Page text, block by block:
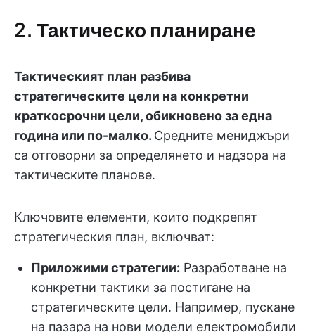
2. Тактическо планиране
Тактическият план разбива
стратегическите цели на конкретни
краткосрочни цели, обикновено за една
година или по-малко. Средните мениджъри
са отговорни за определянето и надзора на
тактическите планове.
Ключовите елементи, които подкрепят
стратегическия план, включват:
Приложими стратегии: Разработване на
конкретни тактики за постигане на
стратегическите цели. Например, пускане
на пазара на нови модели електромобили